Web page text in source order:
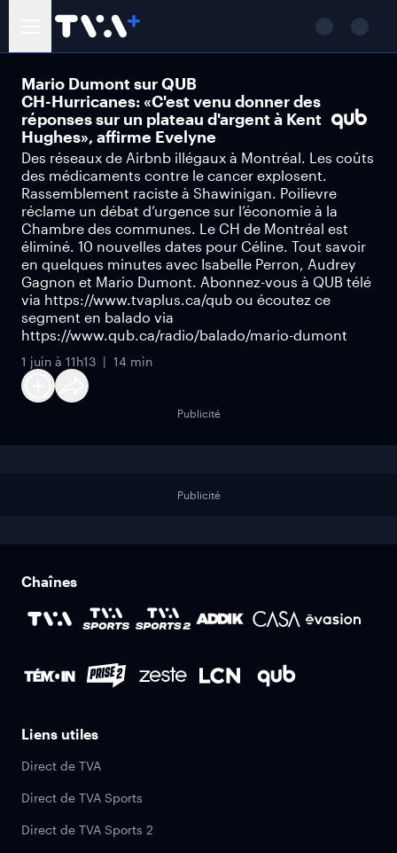
Mario Dumont sur QUB
CH-Hurricanes: «C'est venu donner des
réponses sur un plateau d'argent à Kent
Hughes», affirme Evelyne
Des réseaux de Airbnb illégaux à Montréal. Les coûts
des médicaments contre le cancer explosent.
Rassemblement raciste à Shawinigan. Poilievre
réclame un débat d’urgence sur l’économie à la
Chambre des communes. Le CH de Montréal est
éliminé. 10 nouvelles dates pour Céline. Tout savoir
en quelques minutes avec Isabelle Perron, Audrey
Gagnon et Mario Dumont. Abonnez-vous à QUB télé
via https://www.tvaplus.ca/qub ou écoutez ce
segment en balado via
https://www.qub.ca/radio/balado/mario-dumont
1 juin à 11h13 14 min
Publicité
Publicité
Chaînes
Liens utiles
Direct de TVA
Direct de TVA Sports
Direct de TVA Sports 2